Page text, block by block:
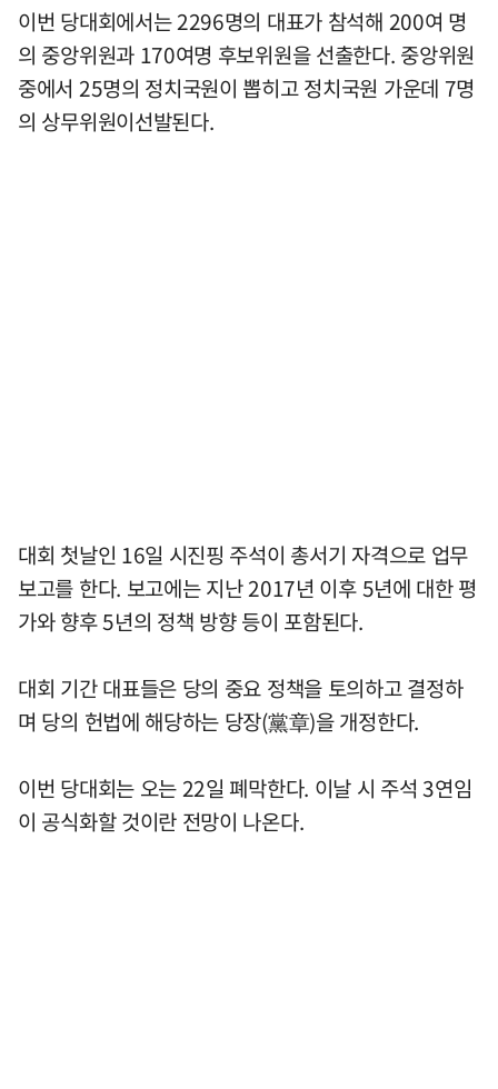
이번 당대회에서는 2296명의 대표가 참석해 200여 명
의 중앙위원과 170여명 후보위원을 선출한다. 중앙위원
중에서 25명의 정치국원이 뽑히고 정치국원 가운데 7명
의 상무위원이선발된다.
대회 첫날인 16일 시진핑 주석이 총서기 자격으로 업무
보고를 한다. 보고에는 지난 2017년 이후 5년에 대한 평
가와 향후 5년의 정책 방향 등이 포함된다.
대회 기간 대표들은 당의 중요 정책을 토의하고 결정하
며 당의 헌법에 해당하는 당장(黨章)을 개정한다.
이번 당대회는 오는 22일 폐막한다. 이날 시 주석 3연임
이 공식화할 것이란 전망이 나온다.